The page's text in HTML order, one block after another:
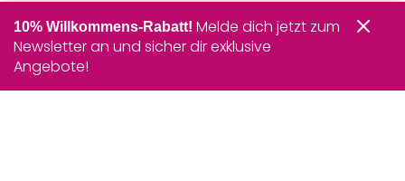
10% Willkommens-Rabatt! Melde dich jetzt zum
Newsletter an und sicher dir exklusive
Angebote!